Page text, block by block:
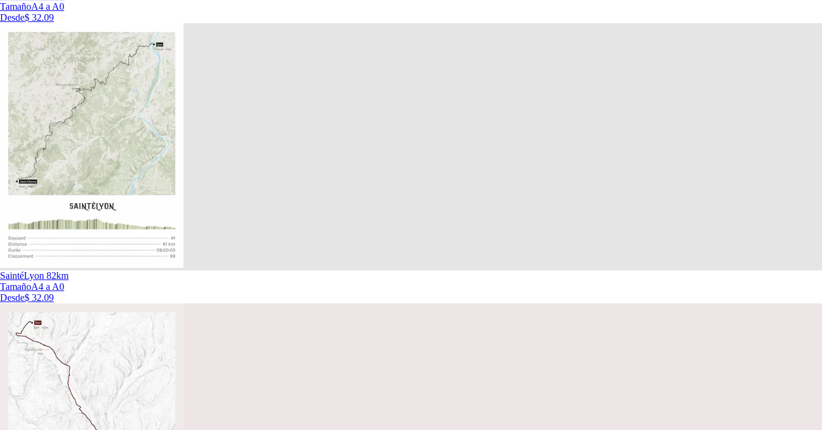
TamañoA4 a A0
Desde$ 32.09
SaintéLyon 82km
TamañoA4 a A0
Desde$ 32.09